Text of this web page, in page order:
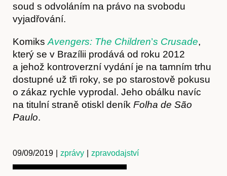
Kontakt
soud s odvoláním na právo na svobodu
vyjadřování.
Komiks Avengers: The Children’s Crusade,
který se v Brazílii prodává od roku 2012
a jehož kontroverzní vydání je na tamním trhu
dostupné už tři roky, se po starostově pokusu
o zákaz rychle vyprodal. Jeho obálku navíc
na titulní straně otiskl deník Folha de São
Paulo.
09/09/2019 zprávy zpravodajství